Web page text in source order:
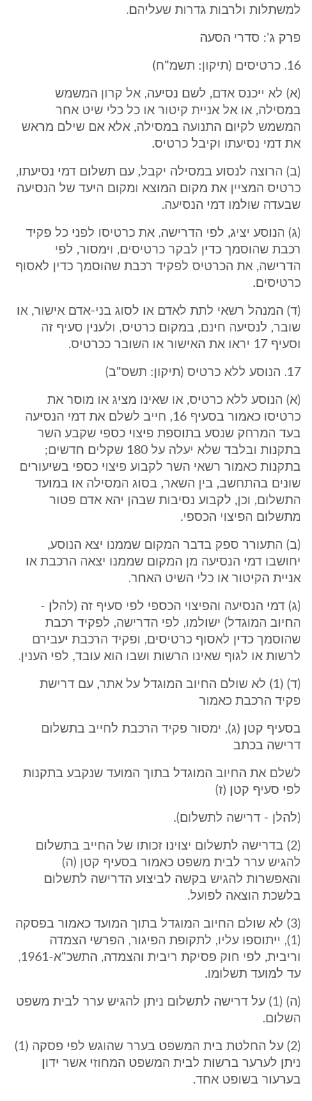
למשתלות ולרבות גדרות שעליהם.
פרק ג': סדרי הסעה
16. כרטיסים (תיקון: תשמ"ח)
(א) לא ייכנס אדם, לשם נסיעה, אל קרון המשמש
במסילה, או אל אניית קיטור או כל כלי שיט אחר
המשמש לקיום התנועה במסילה, אלא אם שילם מראש
את דמי נסיעתו וקיבל כרטיס.
(ב) הרוצה לנסוע במסילה יקבל, עם תשלום דמי נסיעתו,
כרטיס המציין את מקום המוצא ומקום היעד של הנסיעה
שבעדה שולמו דמי הנסיעה.
(ג) הנוסע יציג, לפי הדרישה, את כרטיסו לפני כל פקיד
רכבת שהוסמך כדין לבקר כרטיסים, וימסור, לפי
הדרישה, את הכרטיס לפקיד רכבת שהוסמך כדין לאסוף
כרטיסים.
(ד) המנהל רשאי לתת לאדם או לסוג בני-אדם אישור, או
שובר, לנסיעה חינם, במקום כרטיס, ולענין סעיף זה
וסעיף 17 יראו את האישור או השובר ככרטיס.
17. הנוסע ללא כרטיס (תיקון: תשס"ב)
(א) הנוסע ללא כרטיס, או שאינו מציג או מוסר את
כרטיסו כאמור בסעיף 16, חייב לשלם את דמי הנסיעה
בעד המרחק שנסע בתוספת פיצוי כספי שקבע השר
בתקנות ובלבד שלא יעלה על 180 שקלים חדשים;
בתקנות כאמור רשאי השר לקבוע פיצוי כספי בשיעורים
שונים בהתחשב, בין השאר, בסוג המסילה או במועד
התשלום, וכן, לקבוע נסיבות שבהן יהא אדם פטור
מתשלום הפיצוי הכספי.
(ב) התעורר ספק בדבר המקום שממנו יצא הנוסע,
יחושבו דמי הנסיעה מן המקום שממנו יצאה הרכבת או
אניית הקיטור או כלי השיט האחר.
(ג) דמי הנסיעה והפיצוי הכספי לפי סעיף זה (להלן -
החיוב המוגדל) ישולמו, לפי הדרישה, לפקיד רכבת
שהוסמך כדין לאסוף כרטיסים, ופקיד הרכבת יעבירם
לרשות או לגוף שאינו הרשות ושבו הוא עובד, לפי הענין.
(ד) (1) לא שולם החיוב המוגדל על אתר, עם דרישת
פקיד הרכבת כאמור
בסעיף קטן (ג), ימסור פקיד הרכבת לחייב בתשלום
דרישה בכתב
לשלם את החיוב המוגדל בתוך המועד שנקבע בתקנות
לפי סעיף קטן (ז)
(להלן - דרישה לתשלום).
(2) בדרישה לתשלום יצוינו זכותו של החייב בתשלום
להגיש ערר לבית משפט כאמור בסעיף קטן (ה)
והאפשרות להגיש בקשה לביצוע הדרישה לתשלום
בלשכת הוצאה לפועל.
(3) לא שולם החיוב המוגדל בתוך המועד כאמור בפסקה
(1), ייתוספו עליו, לתקופת הפיגור, הפרשי הצמדה
וריבית, לפי חוק פסיקת ריבית והצמדה, התשכ"א-1961,
עד למועד תשלומו.
(ה) (1) על דרישה לתשלום ניתן להגיש ערר לבית משפט
השלום.
(2) על החלטת בית המשפט בערר שהוגש לפי פסקה (1)
ניתן לערער ברשות לבית המשפט המחוזי אשר ידון
בערעור בשופט אחד.